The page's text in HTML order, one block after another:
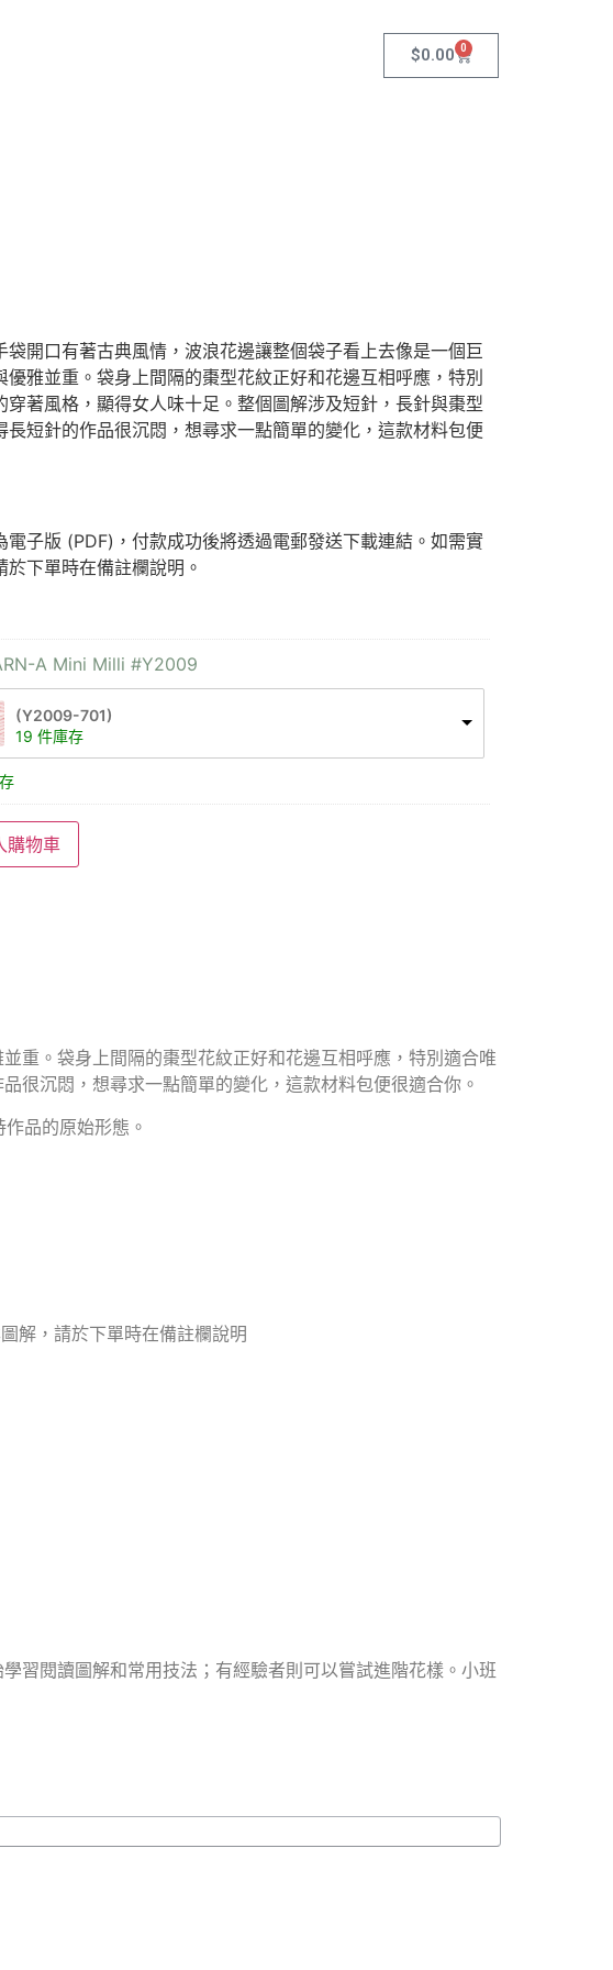
$0.00 0
袋開口有著古典風情，波浪花邊讓整個袋子看上去像是一個巨
優雅並重。袋身上間隔的棗型花紋正好和花邊互相呼應，特別
穿著風格，顯得女人味十足。整個圖解涉及短針，長針與棗型
長短針的作品很沉悶，想尋求一點簡單的變化，這款材料包便
電子版 (PDF)，付款成功後將透過電郵發送下載連結。如需實
於下單時在備註欄說明。
A Mini Milli #Y2009
(Y2009-701)
19 件庫存
購物車
重。袋身上間隔的棗型花紋正好和花邊互相呼應，特別適合唯
很沉悶，想尋求一點簡單的變化，這款材料包便很適合你。
品的原始形態。
解，請於下單時在備註欄說明
習閱讀圖解和常用技法；有經驗者則可以嘗試進階花樣。小班